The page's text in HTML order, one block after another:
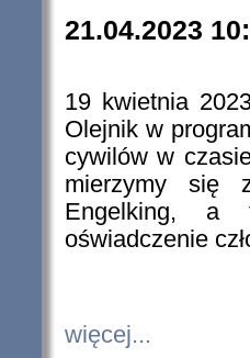
21.04.2023
19 kwietnia
Olejnik w
cywilów w
mierzymy się
Engelking, a
oświadczenie
więcej...